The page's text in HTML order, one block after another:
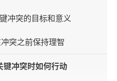
冲突的目标和意义
突之前保持理智
键冲突时如何行动